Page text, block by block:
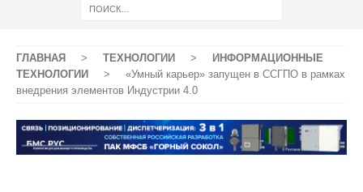
ГЛАВНАЯ > ТЕХНОЛОГИИ >
ИНФОРМАЦИОННЫЕ
ТЕХНОЛОГИИ
>
«Умный карьер» запущен в ССГПО в рамках
внедрения элементов Индустрии 4.0